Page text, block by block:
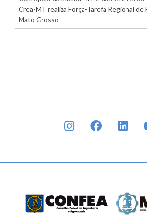
Crea-MT realiza Força-Tarefa Regional de
Mato Grosso
INSTAGRAMFACEBOOK